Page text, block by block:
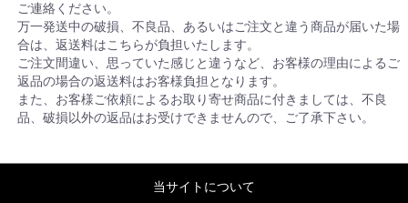
ご連絡ください。
万一発送中の破損、不良品、あるいはご注文と違う商品が届いた場
合は、返送料はこちらが負担いたします。
ご注文間違い、思っていた感じと違うなど、お客様の理由によるご
返品の場合の返送料はお客様負担となります。
また、お客様ご依頼によるお取り寄せ商品に付きましては、不良
品、破損以外の返品はお受けできませんので、ご了承下さい。
当サイトについて